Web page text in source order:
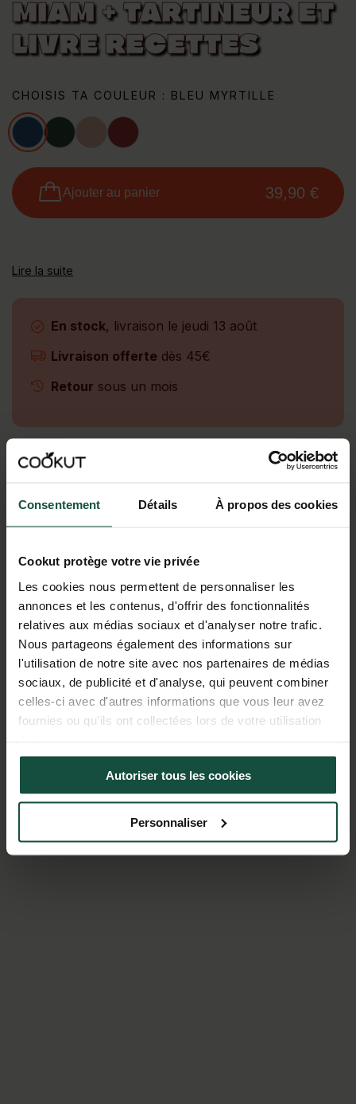
Consentement Détails À propos des cookies
Cookut protège votre vie privée
Les cookies nous permettent de personnaliser les
annonces et les contenus, d'offrir des fonctionnalités
relatives aux médias sociaux et d'analyser notre trafic.
Nous partageons également des informations sur
l'utilisation de notre site avec nos partenaires de médias
sociaux, de publicité et d'analyse, qui peuvent combiner
celles-ci avec d'autres informations que vous leur avez
fournies ou qu'ils ont collectées lors de votre utilisation
Politique de confidentialité
Partager des données d'analyse, de publicité, de
l'utilisateur et de personnalisation de la publicité
Autoriser tous les cookies
Personnaliser
MIAM + TARTINEUR ET
LIVRE RECETTES
CHOISIS TA COULEUR : BLEU MYRTILLE
Bleu myrtilleVert fougèreRose guimauve
Rouge passion
Ajouter au panier 39,90 €
Lire la suite
En stock, livraison le jeudi 13 août
Livraison offerte dès 45€
Retour sous un mois
Description
TROUVEZ CE PRODUIT PRÈS
DE CHEZ VOUS
Trouver ma position